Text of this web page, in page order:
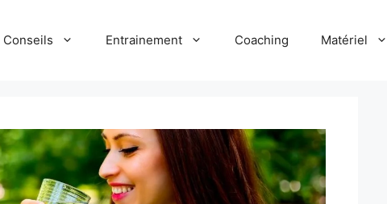
Conseils Entrainement Coaching Matériel